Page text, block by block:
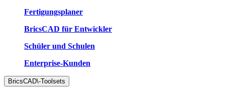
Fertigungsplaner
BricsCAD für Entwickler
Schüler und Schulen
Enterprise-Kunden
BricsCAD\-Toolsets